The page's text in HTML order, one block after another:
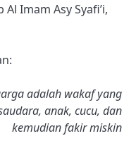
Imam Asy Syafi’i,
adalah wakaf yang
anak, cucu, dan
kemudian fakir miskin